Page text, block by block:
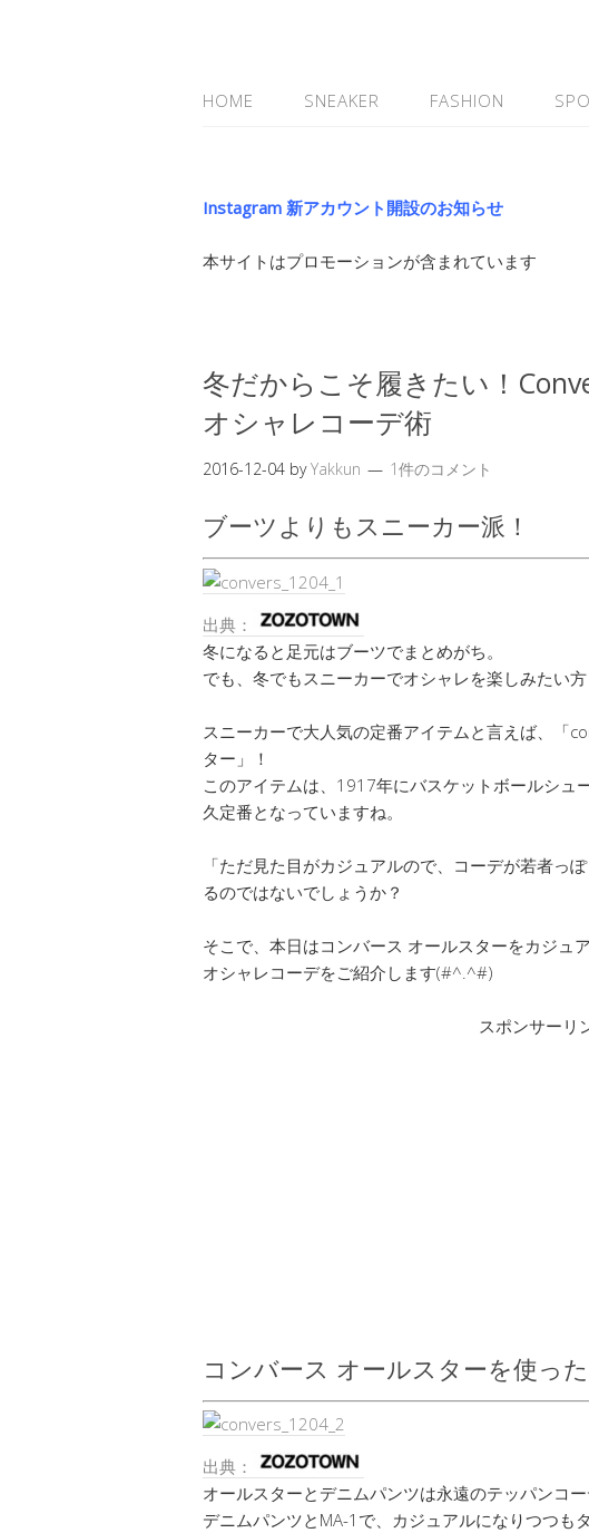
HOME SNEAKER FASHION
Instagram 新アカウント開設のお知らせ
本サイトはプロモーションが含まれています
冬だからこそ履きたい！
オシャレコーデ術
2016-12-04 byYakkun 1件のコメント
ブーツよりもスニーカー派！
出典：
冬になると足元はブーツでまとめがち。
でも、冬でもスニーカーでオシャレを楽しみたい
スニーカーで大人気の定番アイテムと言えば、「
ター」！
このアイテムは、1917年にバスケットボールシュ
久定番となっていますね。
「ただ見た目がカジュアルので、コーデが若者っ
るのではないでしょうか？
そこで、本日はコンバース オールスターをカジュ
オシャレコーデをご紹介します(#^.^#)
スポンサーリ
コンバース オールスターを使っ
出典：
オールスターとデニムパンツは永遠のテッパンコー
デニムパンツとMA-1で、カジュアルになりつつも